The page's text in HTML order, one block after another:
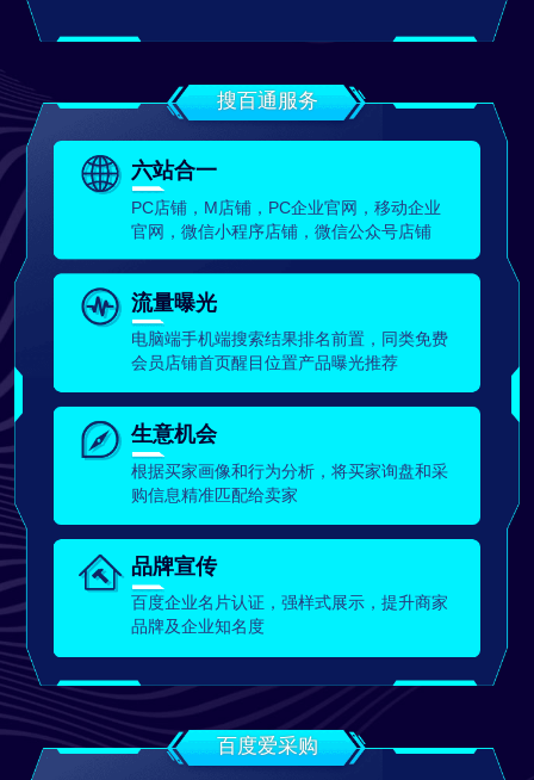
搜百通服务
六站合一
PC店铺，M店铺，PC企业官网，移动企业
官网，微信小程序店铺，微信公众号店铺
流量曝光
电脑端手机端搜索结果排名前置，同类免费
会员店铺首页醒目位置产品曝光推荐
生意机会
根据买家画像和行为分析，将买家询盘和采
购信息精准匹配给卖家
品牌宣传
百度企业名片认证，强样式展示，提升商家
品牌及企业知名度
百度爱采购